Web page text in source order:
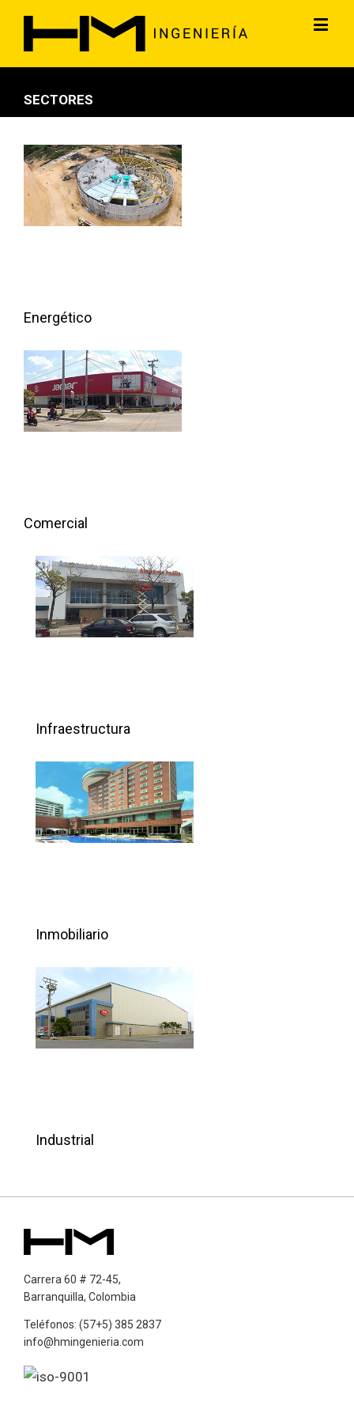
SECTORES
Energético
Comercial
Infraestructura
Inmobiliario
Industrial
Carrera 60 # 72-45,
Barranquilla, Colombia
Teléfonos: (57+5) 385 2837
info@hmingenieria.com